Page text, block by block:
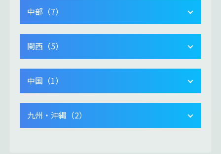
中部（7）
関西（5）
中国（1）
九州・沖縄（2）